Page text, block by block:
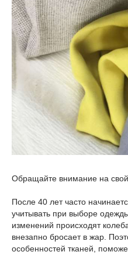
Обращайте внимание на
После 40 лет часто
учитывать при выборе
изменений происходят
внезапно бросает в жар.
особенностей тканей,